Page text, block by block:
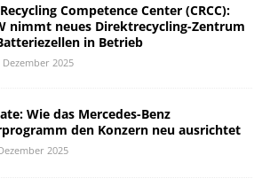
Competence Center (CRCC):
nimmt neues Direktrecycling-Zentrum
in Betrieb
Dezember 2025
Wie das Mercedes-Benz
den Konzern neu ausrichtet
2025